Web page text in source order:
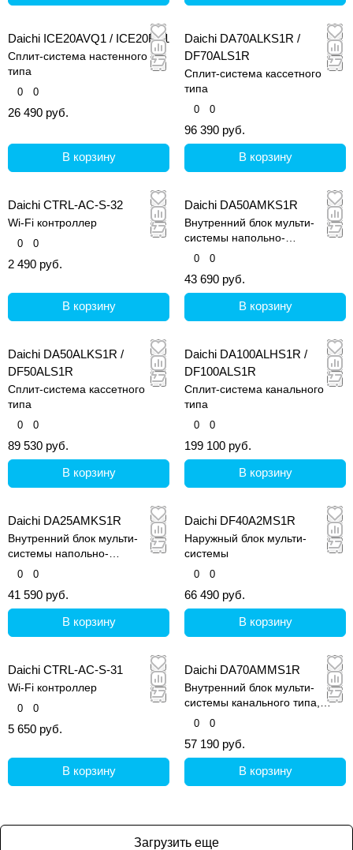
Daichi ICE20AVQ1 / ICE20FV1
Сплит-система настенного
типа
0 0
26 490 руб.
В корзину
Daichi DA70ALKS1R /
DF70ALS1R
Сплит-система кассетного
типа
0 0
96 390 руб.
В корзину
Daichi CTRL-AC-S-32
Wi-Fi контроллер
0 0
2 490 руб.
В корзину
Daichi DA50AMKS1R
Внутренний блок мульти-
системы напольно-
потолочного типа
0 0
43 690 руб.
В корзину
Daichi DA50ALKS1R /
DF50ALS1R
Сплит-система кассетного
типа
0 0
89 530 руб.
В корзину
Daichi DA100ALHS1R /
DF100ALS1R
Сплит-система канального
типа
0 0
199 100 руб.
В корзину
Daichi DA25AMKS1R
Внутренний блок мульти-
системы напольно-
потолочного типа
0 0
41 590 руб.
В корзину
Daichi DF40A2MS1R
Наружный блок мульти-
системы
0 0
66 490 руб.
В корзину
Daichi CTRL-AC-S-31
Wi-Fi контроллер
0 0
5 650 руб.
В корзину
Daichi DA70AMMS1R
Внутренний блок мульти-
системы канального типа,
средненапорный
0 0
57 190 руб.
В корзину
Загрузить еще